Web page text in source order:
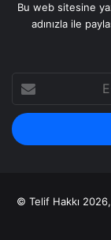
Bu web sitesine
adınızla ile
Posta
adresinizi
giriniz
© Telif Hakkı